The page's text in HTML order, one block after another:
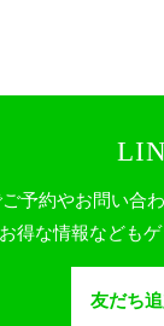
予約やお問い合
得な情報なども
友だち